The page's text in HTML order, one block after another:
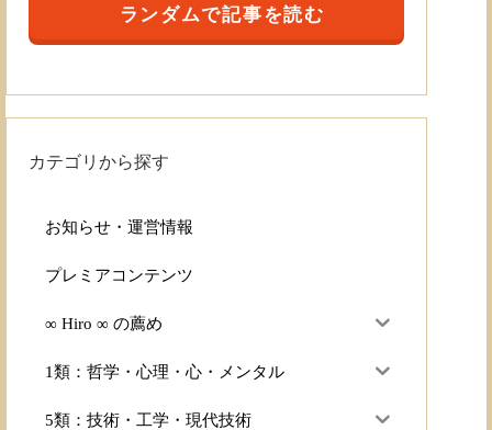
ランダムで記事を読む
カテゴリから探す
お知らせ・運営情報
プレミアコンテンツ
∞ Hiro ∞ の薦め
1類：哲学・心理・心・メンタル
5類：技術・工学・現代技術